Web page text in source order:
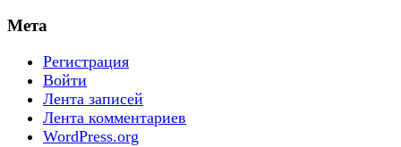
Мета
Регистрация
Войти
Лента записей
Лента комментариев
WordPress.org